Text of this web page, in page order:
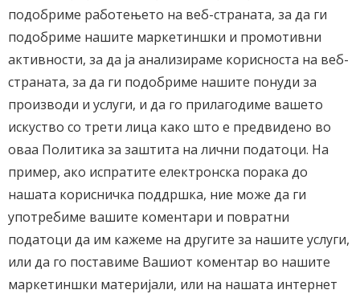
подобриме работењето на веб-страната, за да ги
подобриме нашите маркетиншки и промотивни
активности, за да ја анализираме корисноста на веб-
страната, за да ги подобриме нашите понуди за
производи и услуги, и да го прилагодиме вашето
искуство со трети лица како што е предвидено во
оваа Политика за заштита на лични податоци. На
пример, ако испратите електронска порака до
нашата корисничка поддршка, ние може да ги
употребиме вашите коментари и повратни
податоци да им кажеме на другите за нашите услуги,
или да го поставиме Вашиот коментар во нашите
маркетиншки материјали, или на нашата интернет